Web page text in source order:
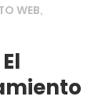
WEB,